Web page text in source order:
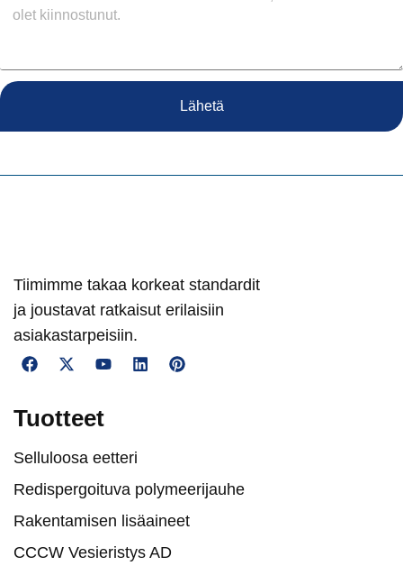
Lähetä
Tiimimme takaa korkeat standardit
ja joustavat ratkaisut erilaisiin
asiakastarpeisiin.
Tuotteet
Selluloosa eetteri
Redispergoituva polymeerijauhe
Rakentamisen lisäaineet
CCCW Vesieristys AD